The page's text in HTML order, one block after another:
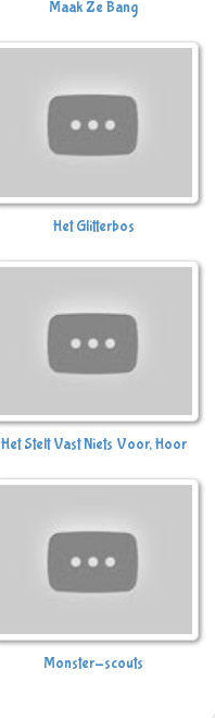
Maak Ze Bang
Het Glitterbos
Het Stelt Vast Niets Voor, Hoor
Monster-scouts